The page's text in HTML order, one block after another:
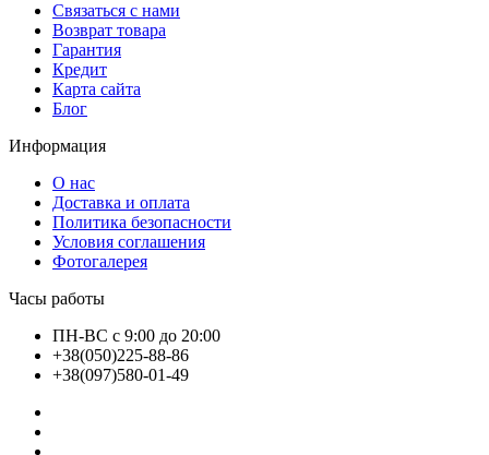
Связаться с нами
Возврат товара
Гарантия
Кредит
Карта сайта
Блог
Информация
О нас
Доставка и оплата
Политика безопасности
Условия соглашения
Фотогалерея
Часы работы
ПН-ВС с 9:00 до 20:00
+38(050)225-88-86
+38(097)580-01-49